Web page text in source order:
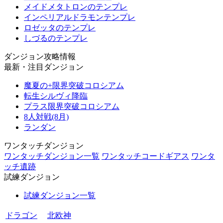
メイドメタトロンのテンプレ
インペリアルドラモンテンプレ
ロゼッタのテンプレ
しづるのテンプレ
ダンジョン攻略情報
最新・注目ダンジョン
魔夏の+限界突破コロシアム
転生シルヴィ降臨
プラス限界突破コロシアム
8人対戦(8月)
ランダン
ワンタッチダンジョン
ワンタッチダンジョン一覧 ワンタッチコードギアス ワンタ
ッチ遺跡
試練ダンジョン
試練ダンジョン一覧
ドラゴン
北欧神